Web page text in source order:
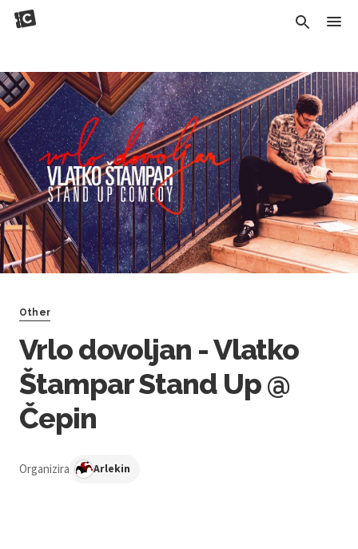
Other
Vrlo dovoljan - Vlatko
Štampar Stand Up @
Čepin
Organizira Arlekin